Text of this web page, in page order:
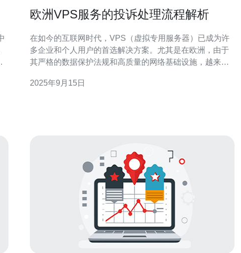
欧洲VPS服务的投诉处理流程解析
在如今的互联网时代，VPS（虚拟专用服务器）已成为许
多企业和个人用户的首选解决方案。尤其是在欧洲，由于
其严格的数据保护法规和高质量的网络基础设施，越来越
用VPS服务的用户数量不断增加，投诉和问题也随之而
2025年9月15日